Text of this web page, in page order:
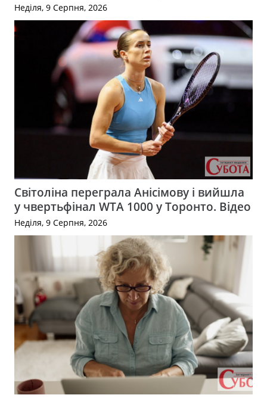
Неділя, 9 Серпня, 2026
Світоліна переграла Анісімову і вийшла
у чвертьфінал WTA 1000 у Торонто. Відео
Неділя, 9 Серпня, 2026